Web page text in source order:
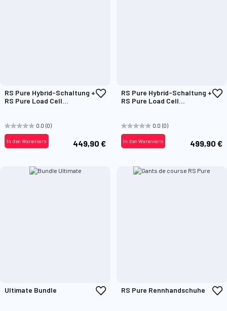
RS Pure Hybrid-Schaltung +
RS Pure Load Cell
Zur
Wunschliste
0.0 (0)
449,90 €
In den Warenkorb
RS Pure Hybrid-Schaltung +
RS Pure Load Cell
0.0 (0)
499,90 €
In den Warenkorb
Ultimate Bundle
Zur
RS Pure Rennhandschuhe